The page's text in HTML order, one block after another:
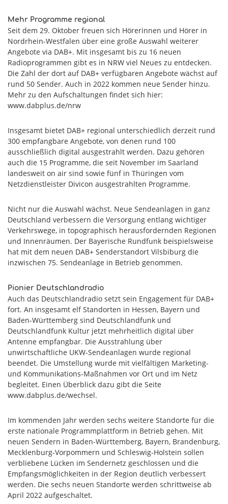
Mehr Programme regional
Seit dem 29. Oktober freuen sich Hörerinnen und Hörer in
Nordrhein-Westfalen über eine große Auswahl weiterer
Angebote via DAB+. Mit insgesamt bis zu 16 neuen
Radioprogrammen gibt es in NRW viel Neues zu entdecken.
Die Zahl der dort auf DAB+ verfügbaren Angebote wächst auf
rund 50 Sender. Auch in 2022 kommen neue Sender hinzu.
Mehr zu den Aufschaltungen findet sich hier:
www.dabplus.de/nrw
Insgesamt bietet DAB+ regional unterschiedlich derzeit rund
300 empfangbare Angebote, von denen rund 100
ausschließlich digital ausgestrahlt werden. Dazu gehören
auch die 15 Programme, die seit November im Saarland
landesweit on air sind sowie fünf in Thüringen vom
Netzdienstleister Divicon ausgestrahlten Programme.
Nicht nur die Auswahl wächst. Neue Sendeanlagen in ganz
Deutschland verbessern die Versorgung entlang wichtiger
Verkehrswege, in topographisch herausfordernden Regionen
und Innenräumen. Der Bayerische Rundfunk beispielsweise
hat mit dem neuen DAB+ Senderstandort Vilsbiburg die
inzwischen 75. Sendeanlage in Betrieb genommen.
Pionier Deutschlandradio
Auch das Deutschlandradio setzt sein Engagement für DAB+
fort. An insgesamt elf Standorten in Hessen, Bayern und
Baden-Württemberg sind Deutschlandfunk und
Deutschlandfunk Kultur jetzt mehrheitlich digital über
Antenne empfangbar. Die Ausstrahlung über
unwirtschaftliche UKW-Sendeanlagen wurde regional
beendet. Die Umstellung wurde mit vielfältigen Marketing-
und Kommunikations-Maßnahmen vor Ort und im Netz
begleitet. Einen Überblick dazu gibt die Seite
www.dabplus.de/wechsel.
Im kommenden Jahr werden sechs weitere Standorte für die
erste nationale Programmplattform in Betrieb gehen. Mit
neuen Sendern in Baden-Württemberg, Bayern, Brandenburg,
Mecklenburg-Vorpommern und Schleswig-Holstein sollen
verbliebene Lücken im Sendernetz geschlossen und die
Empfangsmöglichkeiten in der Region deutlich verbessert
werden. Die sechs neuen Standorte werden schrittweise ab
April 2022 aufgeschaltet.